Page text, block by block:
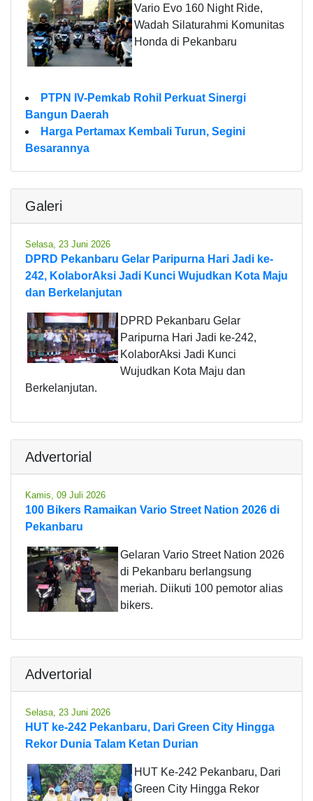
Vario Evo 160 Night Ride,
Wadah Silaturahmi Komunitas
Honda di Pekanbaru
PTPN IV-Pemkab Rohil Perkuat Sinergi
Bangun Daerah
Harga Pertamax Kembali Turun, Segini
Besarannya
Galeri
Selasa, 23 Juni 2026
DPRD Pekanbaru Gelar Paripurna Hari Jadi ke-
242, KolaborAksi Jadi Kunci Wujudkan Kota Maju
dan Berkelanjutan
DPRD Pekanbaru Gelar
Paripurna Hari Jadi ke-242,
KolaborAksi Jadi Kunci
Wujudkan Kota Maju dan
Berkelanjutan.
Advertorial
Kamis, 09 Juli 2026
100 Bikers Ramaikan Vario Street Nation 2026 di
Pekanbaru
Gelaran Vario Street Nation 2026
di Pekanbaru berlangsung
meriah. Diikuti 100 pemotor alias
bikers.
Advertorial
Selasa, 23 Juni 2026
HUT ke-242 Pekanbaru, Dari Green City Hingga
Rekor Dunia Talam Ketan Durian
HUT Ke-242 Pekanbaru, Dari
Green City Hingga Rekor